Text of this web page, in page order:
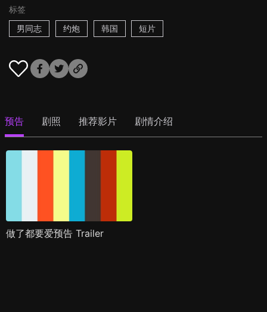
标签
男同志
约炮 韩国 短片
预告 剧照 推荐影片 剧情介绍
做了都要爱预告 Trailer